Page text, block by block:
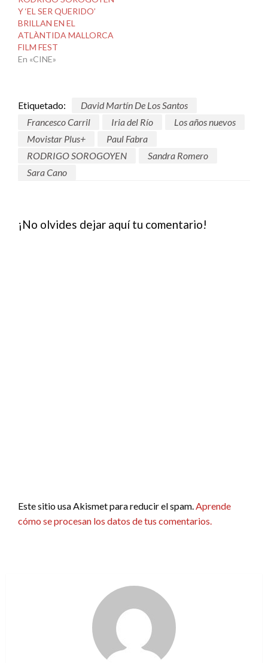
Y ‘EL SER QUERIDO’
BRILLAN EN EL
ATLÀNTIDA MALLORCA
FILM FEST
En «CINE»
Etiquetado:
David Martín De Los Santos
Francesco Carril
Iria del Río
Los años nuevos
Movistar Plus+
Paul Fabra
RODRIGO SOROGOYEN
Sandra Romero
Sara Cano
¡No olvides dejar aquí tu comentario!
Este sitio usa Akismet para reducir el spam. Aprende
cómo se procesan los datos de tus comentarios.